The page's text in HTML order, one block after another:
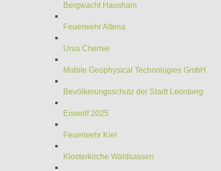
Bergwacht Hausham
Feuerwehr Altena
Ursa Chemie
Mobile Geophysical Technologies GmbH
Bevölkerungsschutz der Stadt Leonberg
Eiswolf 2025
Feuerwehr Kiel
Klosterkirche Waldsassen